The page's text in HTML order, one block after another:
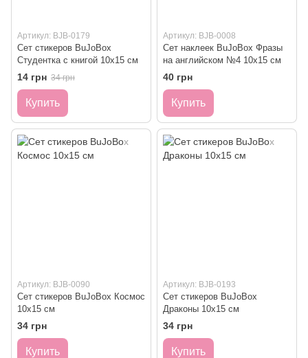
Артикул: BJB-0179
Сет стикеров BuJoBox
Студентка с книгой 10х15 см
14 грн 34 грн
Купить
Артикул: BJB-0008
Сет наклеек BuJoBox Фразы
на английском №4 10х15 см
40 грн
Купить
Артикул: BJB-0090
Сет стикеров BuJoBox Космос
10х15 см
34 грн
Купить
Артикул: BJB-0193
Сет стикеров BuJoBox
Драконы 10х15 см
34 грн
Купить